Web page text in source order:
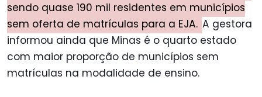
sendo quase 190 mil residentes em municípios
sem oferta de matrículas para a EJA. A gestora
informou ainda que Minas é o quarto estado
com maior proporção de municípios sem
matrículas na modalidade de ensino.